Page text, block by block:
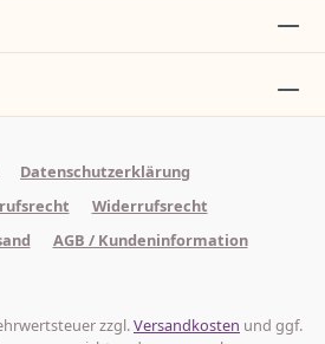
Datenschutzerklärung
Widerrufsrecht
AGB / Kundeninformation
zzgl.Versandkosten und ggf.